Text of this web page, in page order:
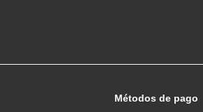
Métodos de pago